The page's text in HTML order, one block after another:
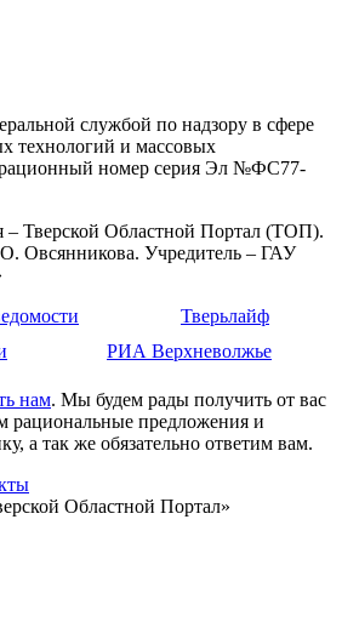
службой по надзору в сфере
технологий и массовых
номер серия Эл №ФС77-
– Тверской Областной Портал (ТОП).
Овсянникова. Учредитель – ГАУ
Тверьлайф
РИА Верхневолжье
нам. Мы будем рады получить от вас
рациональные предложения и
а так же обязательно ответим вам.
Областной Портал»